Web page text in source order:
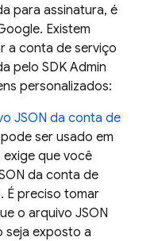
para assinatura, é
Existem
a conta de serviço
pelo SDK Admin
personalizados:
JSON da conta de
ser usado em
exige que você
da conta de
É preciso tomar
o arquivo JSON
seja exposto a